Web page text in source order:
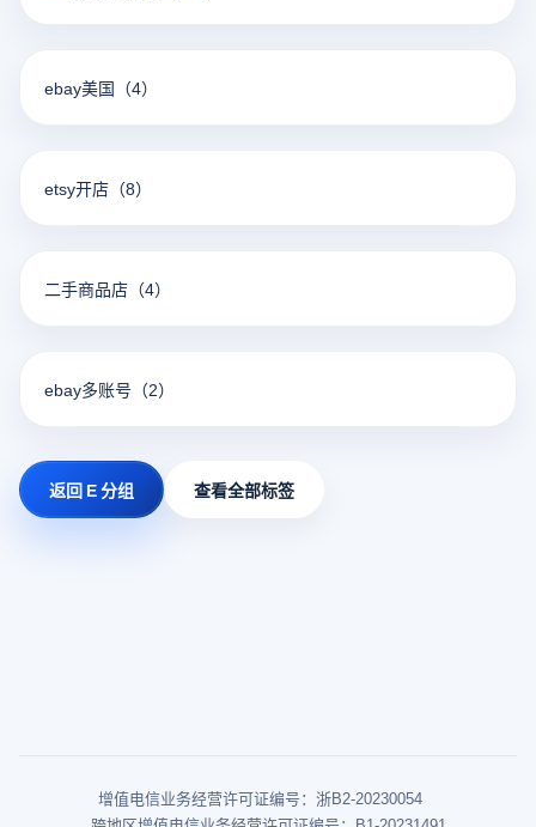
ebay美国 （4）
etsy开店 （8）
二手商品店 （4）
ebay多账号 （2）
返回 E 分组 查看全部标签
增值电信业务经营许可证编号：浙B2-20230054